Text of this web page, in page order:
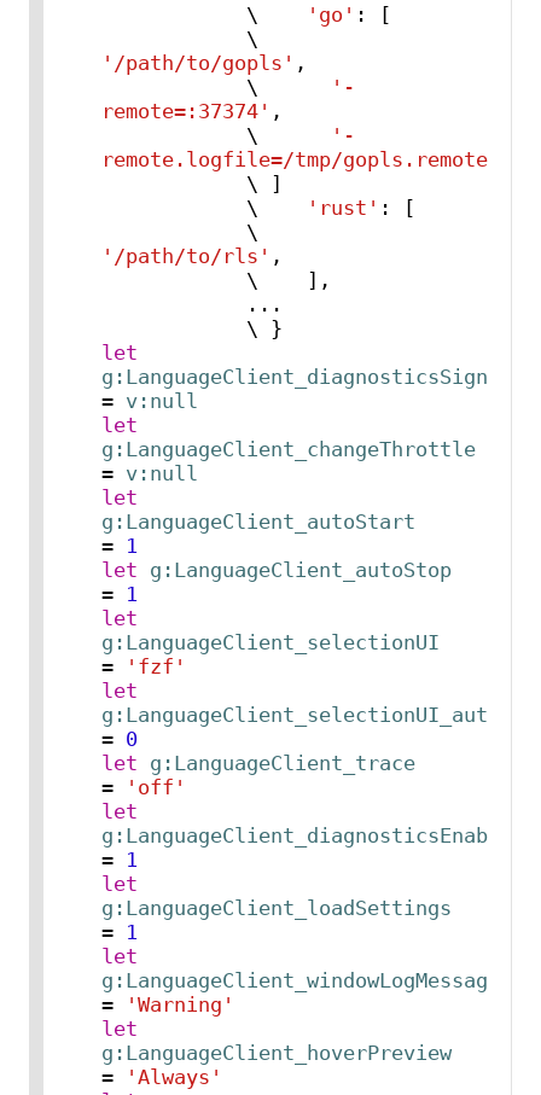
            \
'go' : [
'/path/to/gopls' ,
            \
'-
remote=:37374' ,
            \
'-
remote.logfile=/tmp/
            \
'rust' : [
'/path/to/rls' ,
let
g:LanguageClient_diagnosticsSignsMax
= v:null
let
g:LanguageClient_changeThrottle
= v:null
let
g:LanguageClient_autoStart
= 1
let g:LanguageClient_autoStop
= 1
let
g:LanguageClient_selectionUI
=
'fzf'
let
= 0
let g:LanguageClient_trace
=
'off'
let
g:LanguageClient_diagnosticsEnable
= 1
let
g:LanguageClient_loadSettings
= 1
let
=
'Warning'
let
g:LanguageClient_hoverPreview
=
'Always'